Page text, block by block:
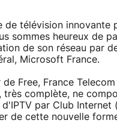
télévision innovante
sommes heureux de
de son réseau par
Microsoft France.
Free, France
complète, ne
par Club Internet
de cette nouvelle